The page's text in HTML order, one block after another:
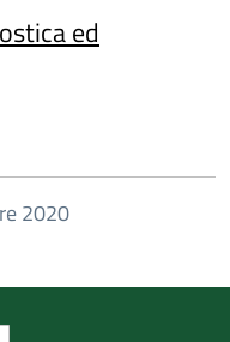
ed
2020